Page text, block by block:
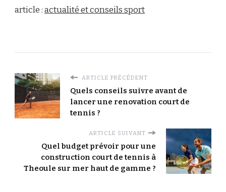
article :actualité et conseils sport
ARTICLE PRÉCÉDENT
Quels conseils suivre avant de
lancer une renovation court de
tennis ?
ARTICLE SUIVANT
Quel budget prévoir pour une
construction court de tennis à
Theoule sur mer haut de gamme ?